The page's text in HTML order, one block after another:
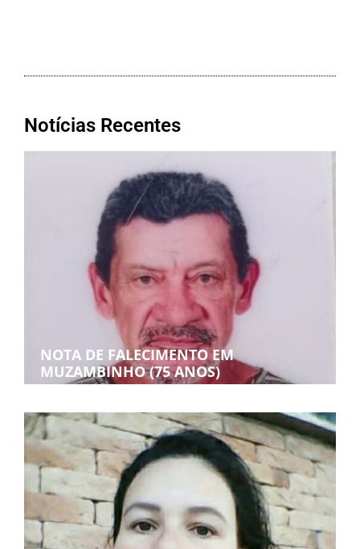
Notícias Recentes
NOTA DE FALECIMENTO EM
MUZAMBINHO (75 ANOS)